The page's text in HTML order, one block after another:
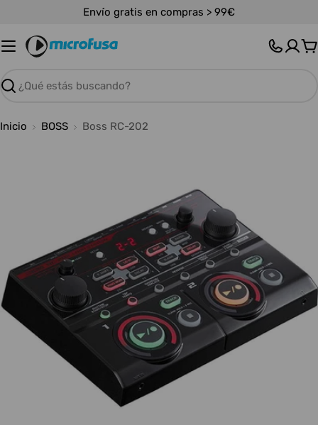
contenido
Envío gratis en compras > 99€
Buscar
Inicio BOSS Boss RC-202
medios 0 en modal